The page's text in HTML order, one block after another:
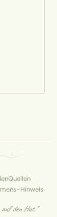
Quellen
Hinweis
den Hut."